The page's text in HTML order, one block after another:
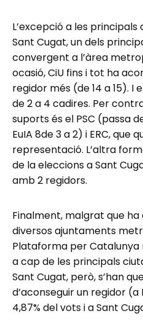
L’excepció a les
Sant Cugat, un dels
convergent a l’àrea
ocasió, CiU fins i tot ha
regidor més (de 14 a 15). I
de 2 a 4 cadires. Per
suports és el PSC (passa
EuIA 8de 3 a 2) i ERC, que
representació. L’altra
de la eleccions a Sant
amb 2 regidors.
Finalment, malgrat que
diversos ajuntaments
Plataforma per
a cap de les principals
Sant Cugat, però, s’han
d’aconseguir un regidor
4,87% del vots i a Sant